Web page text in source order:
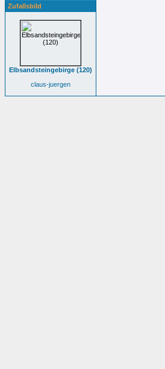
Zufallsbild
Elbsandsteingebirge (120)
claus-juergen